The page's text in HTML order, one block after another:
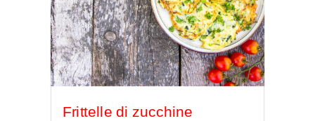
Frittelle di zucchine